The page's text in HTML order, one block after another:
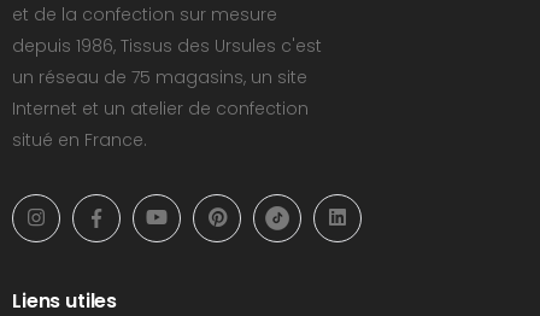
et de la confection sur mesure
depuis 1986, Tissus des Ursules c'est
un réseau de 75 magasins, un site
Internet et un atelier de confection
situé en France.
Liens utiles